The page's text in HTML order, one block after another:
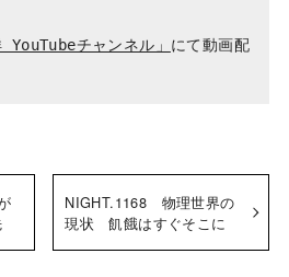
YouTubeチャンネル」 にて動画配
NIGHT.1168 物理世界の
現状 飢餓はすぐそこに